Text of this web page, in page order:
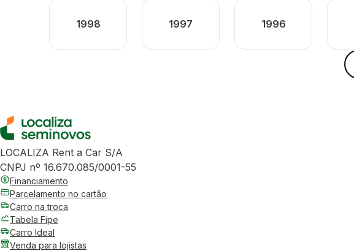
1998 1997 1996
LOCALIZA Rent a Car S/A
CNPJ nº 16.670.085/0001-55
Financiamento
Parcelamento no cartão
Carro na troca
Tabela Fipe
Carro Ideal
Venda para lojistas